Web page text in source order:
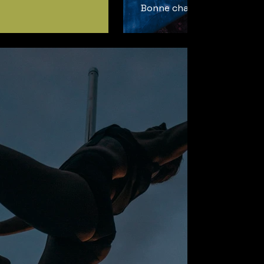
Bonne chance à tous les